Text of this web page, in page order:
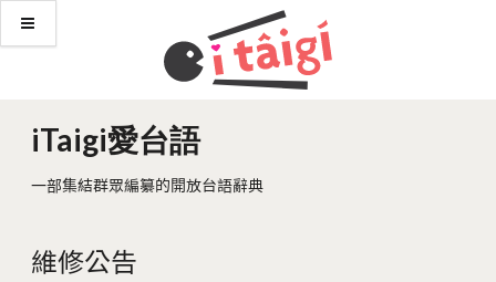
iTaigi愛台語
一部集結群眾編纂的開放台語辭典
維修公告